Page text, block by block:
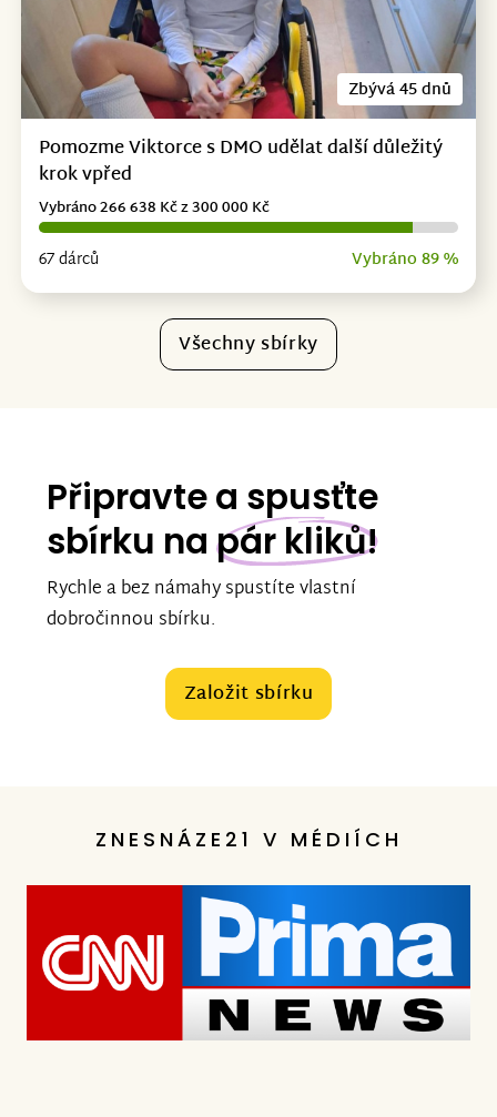
Zbývá 45 dnů
Pomozme Viktorce s DMO udělat další důležitý
krok vpřed
67 dárců Vybráno 89 %
Vybráno 266 638 Kč z 300 000 Kč
Všechny sbírky
Připravte a spusťte
sbírku na pár kliků!
Rychle a bez námahy spustíte vlastní
dobročinnou sbírku.
Založit sbírku
ZNESNÁZE21 V MÉDIÍCH